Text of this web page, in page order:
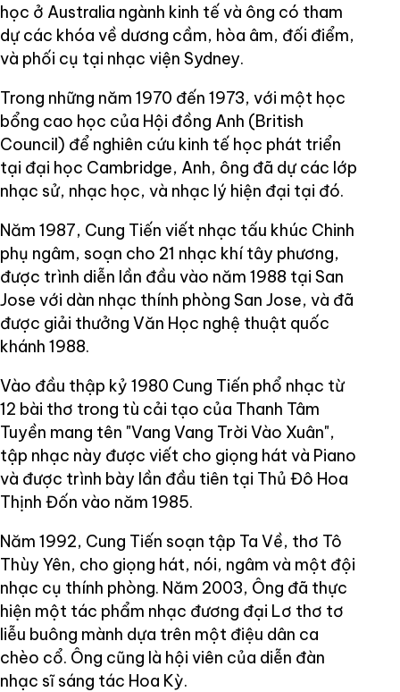
học ở Australia ngành kinh tế và ông có tham
dự các khóa về dương cầm, hòa âm, đối điểm,
và phối cụ tại nhạc viện Sydney.
Trong những năm 1970 đến 1973, với một học
bổng cao học của Hội đồng Anh (British
Council) để nghiên cứu kinh tế học phát triển
tại đại học Cambridge, Anh, ông đã dự các lớp
nhạc sử, nhạc học, và nhạc lý hiện đại tại đó.
Năm 1987, Cung Tiến viết nhạc tấu khúc Chinh
phụ ngâm, soạn cho 21 nhạc khí tây phương,
được trình diễn lần đầu vào năm 1988 tại San
Jose với dàn nhạc thính phòng San Jose, và đã
được giải thưởng Văn Học nghệ thuật quốc
khánh 1988.
Vào đầu thập kỷ 1980 Cung Tiến phổ nhạc từ
12 bài thơ trong tù cải tạo của Thanh Tâm
Tuyền mang tên "Vang Vang Trời Vào Xuân",
tập nhạc này được viết cho giọng hát và Piano
và được trình bày lần đầu tiên tại Thủ Đô Hoa
Thịnh Đốn vào năm 1985.
Năm 1992, Cung Tiến soạn tập Ta Về, thơ Tô
Thùy Yên, cho giọng hát, nói, ngâm và một đội
nhạc cụ thính phòng. Năm 2003, Ông đã thực
hiện một tác phẩm nhạc đương đại Lơ thơ tơ
liễu buông mành dựa trên một điệu dân ca
chèo cổ. Ông cũng là hội viên của diễn đàn
nhạc sĩ sáng tác Hoa Kỳ.